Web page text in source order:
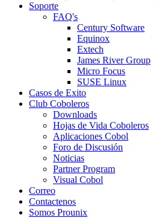
Soporte
FAQ's
Century Software
Equinox
Extech
James River Group
Micro Focus
SUSE Linux
Casos de Exito
Club Coboleros
Downloads
Hojas de Vida Coboleros
Aplicaciones Cobol
Foro de Discusión
Noticias
Partner Program
Visual Cobol
Correo
Contactenos
Somos Prounix